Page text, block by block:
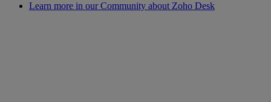
Learn more in our Community about Zoho Desk